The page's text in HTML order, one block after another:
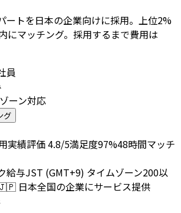
ートを日本の企業向けに採用。上位2%
にマッチング。採用するまで費用は
員
ーン対応
グ
実績評価 4.8/5満足度97%48時間マッチ
給与JST (GMT+9) タイムゾーン200以
日本全国の企業にサービス提供